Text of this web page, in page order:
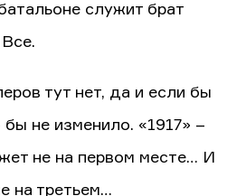
служит брат
тут нет, да и если бы
не изменило. «1917» –
не на первом месте… И
на третьем…